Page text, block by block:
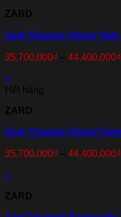
ZARD
Zard Triumph Street
35,700,000₫ – 44,400,000₫
+
Hết hàng
ZARD
Zard Triumph Speed
35,700,000₫ – 44,400,000₫
+
ZARD